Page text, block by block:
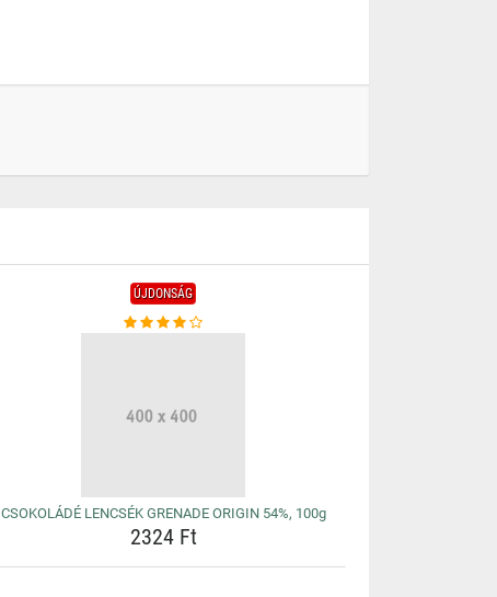
ÚJDONSÁG
CSOKOLÁDÉ LENCSÉK GRENADE ORIGIN 54%, 100g
2324 Ft